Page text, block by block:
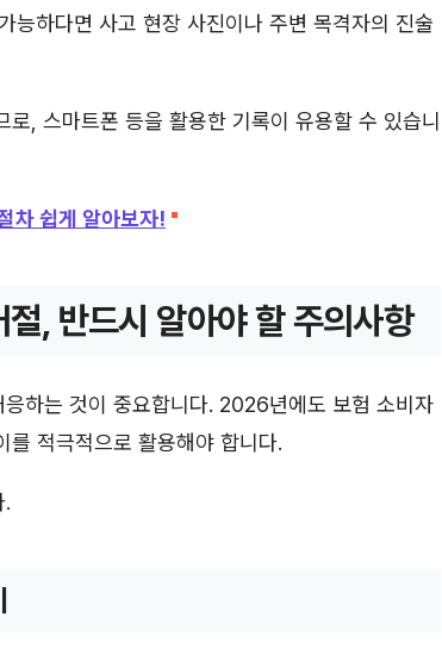
능하다면 사고 현장 사진이나 주변 목격자의 진술
, 스마트폰 등을 활용한 기록이 유용할 수 있습니
차 쉽게 알아보자!
, 반드시 알아야 할 주의사항
하는 것이 중요합니다. 2026년에도 보험 소비자
를 적극적으로 활용해야 합니다.
.